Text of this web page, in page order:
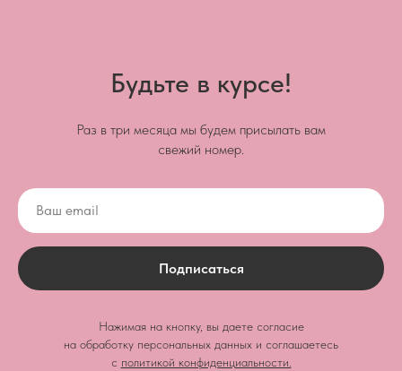
Будьте в курсе!
Раз в три месяца мы будем присылать вам
свежий номер.
Подписаться
Нажимая на кнопку, вы даете согласие
на обработку персональных данных и соглашаетесь
c политикой конфиденциальности.